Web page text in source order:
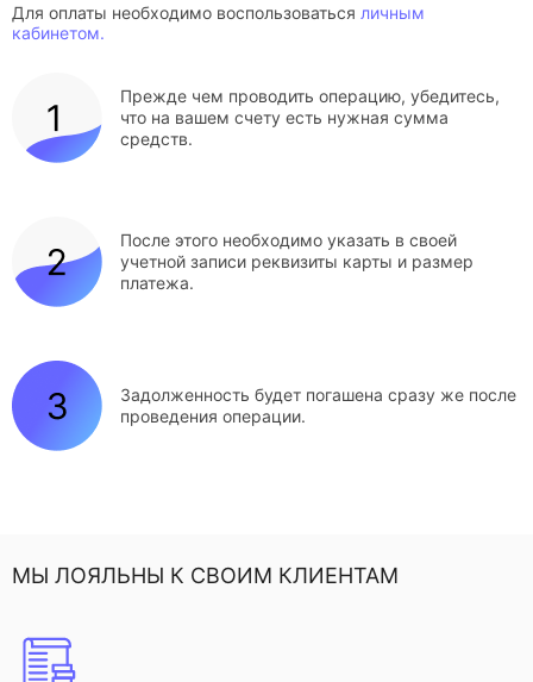
Для оплаты необходимо воспользоваться личным
кабинетом.
Прежде чем проводить операцию, убедитесь,
что на вашем счету есть нужная сумма
средств.
После этого необходимо указать в своей
учетной записи реквизиты карты и размер
платежа.
Задолженность будет погашена сразу же после
проведения операции.
МЫ ЛОЯЛЬНЫ К СВОИМ КЛИЕНТАМ